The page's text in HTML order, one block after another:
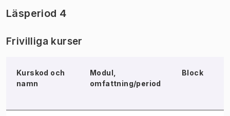
Läsperiod 4
Frivilliga kurser
Kurskod och
namn
Modul,
omfattning/period
Block